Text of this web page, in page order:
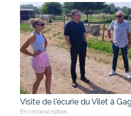
Visite de l'écurie du Vilet à
En circonscription